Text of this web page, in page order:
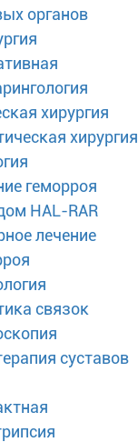
органов
хирургия
хирургия
геморроя
HAL-RAR
лечение
связок
суставов